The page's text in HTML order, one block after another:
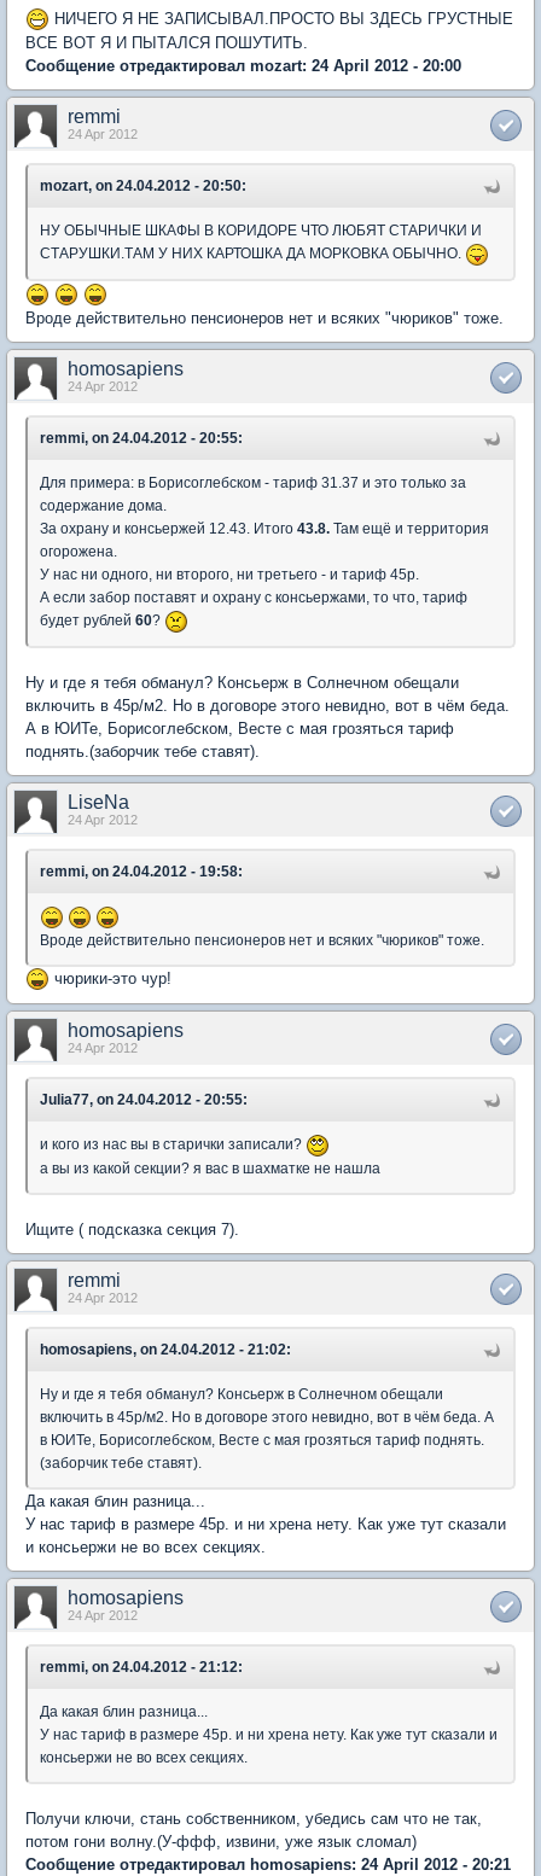
НИЧЕГО Я НЕ ЗАПИСЫВАЛ.ПРОСТО ВЫ ЗДЕСЬ ГРУСТНЫЕ
ВСЕ ВОТ Я И ПЫТАЛСЯ ПОШУТИТЬ.
Сообщение отредактировал mozart: 24 April 2012 - 20:00
remmi
24 Apr 2012
mozart, on 24.04.2012 - 20:50:
НУ ОБЫЧНЫЕ ШКАФЫ В КОРИДОРЕ ЧТО ЛЮБЯТ СТАРИЧКИ И
СТАРУШКИ.ТАМ У НИХ КАРТОШКА ДА МОРКОВКА ОБЫЧНО.
Вроде действительно пенсионеров нет и всяких "чюриков" тоже.
homosapiens
24 Apr 2012
remmi, on 24.04.2012 - 20:55:
Для примера: в Борисоглебском - тариф 31.37 и это только за
содержание дома.
За охрану и консьержей 12.43. Итого 43.8. Там ещё и территория
огорожена.
У нас ни одного, ни второго, ни третьего - и тариф 45р.
А если забор поставят и охрану с консьержами, то что, тариф
будет рублей 60?
Ну и где я тебя обманул? Консьерж в Солнечном обещали
включить в 45р/м2. Но в договоре этого невидно, вот в чём беда.
А в ЮИТе, Борисоглебском, Весте с мая грозяться тариф
поднять.(заборчик тебе ставят).
LiseNa
24 Apr 2012
remmi, on 24.04.2012 - 19:58:
Вроде действительно пенсионеров нет и всяких "чюриков" тоже.
чюрики-это чур!
homosapiens
24 Apr 2012
Julia77, on 24.04.2012 - 20:55:
и кого из нас вы в старички записали?
а вы из какой секции? я вас в шахматке не нашла
Ищите ( подсказка секция 7).
remmi
24 Apr 2012
homosapiens, on 24.04.2012 - 21:02:
Ну и где я тебя обманул? Консьерж в Солнечном обещали
включить в 45р/м2. Но в договоре этого невидно, вот в чём беда. А
в ЮИТе, Борисоглебском, Весте с мая грозяться тариф поднять.
(заборчик тебе ставят).
Да какая блин разница...
У нас тариф в размере 45р. и ни хрена нету. Как уже тут сказали
и консьержи не во всех секциях.
homosapiens
24 Apr 2012
remmi, on 24.04.2012 - 21:12:
Да какая блин разница...
У нас тариф в размере 45р. и ни хрена нету. Как уже тут сказали и
консьержи не во всех секциях.
Получи ключи, стань собственником, убедись сам что не так,
потом гони волну.(У-ффф, извини, уже язык сломал)
Сообщение отредактировал homosapiens: 24 April 2012 - 20:21